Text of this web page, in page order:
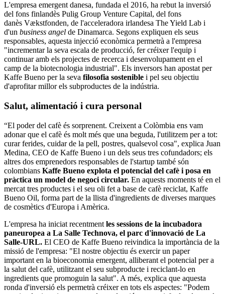
L'empresa emergent danesa, fundada el 2016, ha rebut la inversió
del fons finlandès Pulig Group Venture Capital, del fons
danès Vækstfonden, de l'acceleradora irlandesa The Yield Lab i
d'un business angel de Dinamarca. Segons expliquen els seus
responsables, aquesta injecció econòmica permetrà a l'empresa
"incrementar la seva escala de producció, fer créixer l'equip i
continuar amb els projectes de recerca i desenvolupament en el
camp de la biotecnologia industrial". Els inversors han apostat per
Kaffe Bueno per la seva filosofia sostenible i pel seu objectiu
d'aprofitar millor els subproductes de la indústria.
Salut, alimentació i cura personal
“El poder del cafè és sorprenent. Creixent a Colòmbia ens vam
adonar que el cafè és molt més que una beguda, l'utilitzem per a tot:
curar ferides, cuidar de la pell, postres, qualsevol cosa", explica Juan
Medina, CEO de Kaffe Bueno i un dels seus tres cofundadors; els
altres dos emprenedors responsables de l'startup també són
colombians Kaffe Bueno explota el potencial del cafè i posa en
pràctica un model de negoci circular. En aquests moments té en el
mercat tres productes i el seu oli fet a base de cafè reciclat, Kaffe
Bueno Oil, forma part de la llista d'ingredients de diverses marques
de cosmètics d'Europa i Amèrica.
L'empresa ha iniciat recentment les sessions de la incubadora
paneuropea a La Salle Technova, el parc d'innovació de La
Salle-URL. El CEO de Kaffe Bueno reivindica la importància de la
missió de l'empresa: "El nostre objectiu és exercir un paper
important en la bioeconomia emergent, alliberant el potencial per a
la salut del cafè, utilitzant el seu subproducte i reciclant-lo en
ingredients que promoguin la salut". A més, explica que aquesta
ronda d'inversió els permetrà créixer en tots els aspectes: "Podem